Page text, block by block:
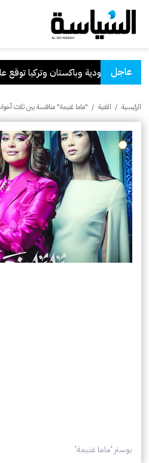
عاجل
السعودية وباكستان وتركيا توقع على
الرئيسية / الفنية / "ماما غنيمة" منافسة بين ثلاث أخوات
بوستر 'ماما غنيمة'